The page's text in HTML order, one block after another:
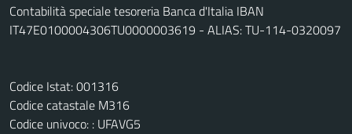
Contabilità speciale tesoreria Banca d'Italia IBAN
IT47E0100004306TU0000003619 - ALIAS: TU-114-0320097
Codice Istat: 001316
Codice catastale M316
Codice univoco: : UFAVG5